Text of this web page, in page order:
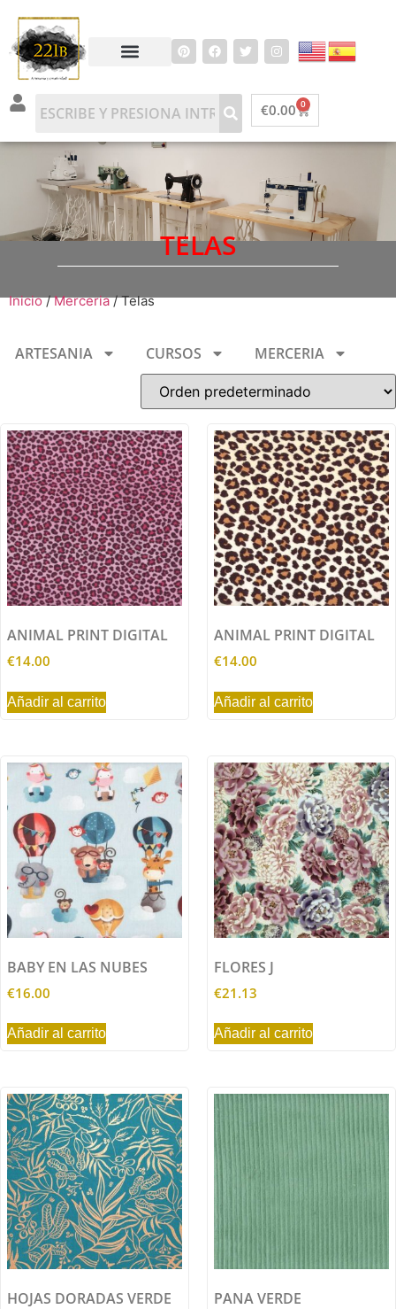
€0.00 0
TELAS
Inicio/Merceria/ Telas
ARTESANIA CURSOS MERCERIA
ANIMAL PRINT DIGITAL
€14.00
Añadir al carrito
ANIMAL PRINT DIGITAL
€14.00
Añadir al carrito
BABY EN LAS NUBES
€16.00
Añadir al carrito
FLORES J
€21.13
Añadir al carrito
HOJAS DORADAS VERDE PANA VERDE